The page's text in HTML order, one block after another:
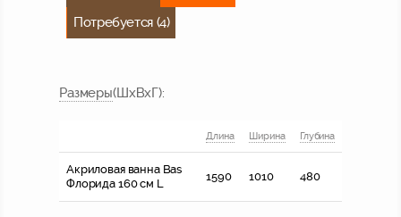
Потребуется (4)
Размеры(ШхВхГ):
Длина Ширина Глубина
Акриловая ванна Bas
Флорида 160 см L
1590 1010 480